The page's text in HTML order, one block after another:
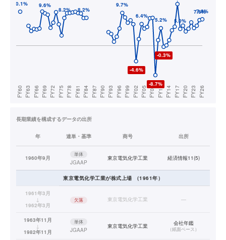
長期業績を構成するデータの出所
年 連単・基準 商号 出所
1960年9月
単体
JGAAP
東京電気化学工業 経済情報11(5)
東京電気化学工業が株式上場 （1961年）
1961年3月
↓
1962年3月
欠落 東京電気化学工業 —
1963年11月
↓
1982年11月
単体
JGAAP
東京電気化学工業 会社年鑑
（紙面ベース）